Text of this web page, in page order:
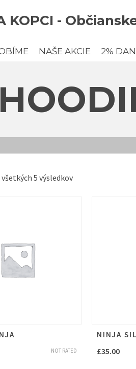
KOPCI -
NAŠE AKCIE 2%
5 výsledkov
NOT RATED
NINJA
£35.00